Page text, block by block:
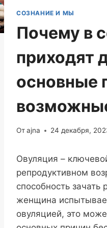
СОЗНАНИЕ И МЫ
Почему в
приходят
основные
Отajna 24 декабря,
Овуляция –
репродуктивном
способность зачать
женщина
овуляцией, это